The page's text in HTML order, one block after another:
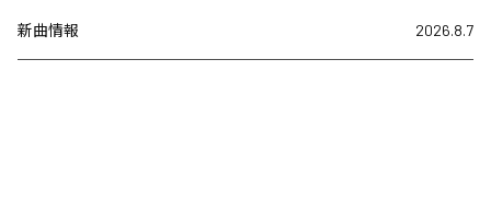
新曲情報 2026.8.7